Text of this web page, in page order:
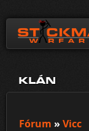
KLÁN
Fórum » Vicc